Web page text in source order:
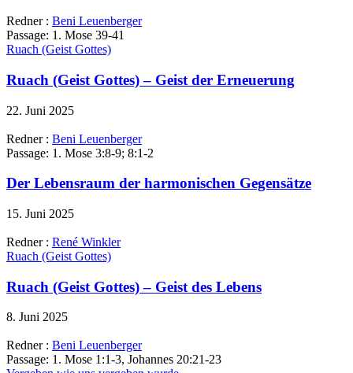
Redner : Beni Leuenberger
Passage: 1. Mose 39-41
Ruach (Geist Gottes)
Ruach (Geist Gottes) – Geist der Erneuerung
22. Juni 2025
Redner : Beni Leuenberger
Passage: 1. Mose 3:8-9; 8:1-2
Der Lebensraum der harmonischen Gegensätze
15. Juni 2025
Redner : René Winkler
Ruach (Geist Gottes)
Ruach (Geist Gottes) – Geist des Lebens
8. Juni 2025
Redner : Beni Leuenberger
Passage: 1. Mose 1:1-3, Johannes 20:21-23